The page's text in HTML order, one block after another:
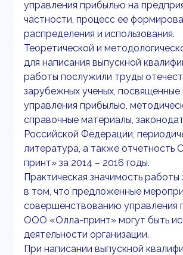
управления прибылью на
частности, процесс ее
распределения и использования.
Теоретической и
для написания выпускной
работы послужили труды
зарубежных ученых,
управления прибылью,
справочные материалы,
Российской Федерации,
литература, а также
принт» за 2014 – 2016 годы.
Практическая значимость работы
в том, что предложенные
совершенствованию управления
ООО «Олла-принт» могут быть
деятельности организации.
При написании выпускной